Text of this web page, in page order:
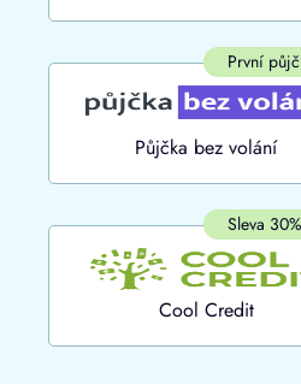
První
Půjčka bez volání
Sleva
Cool Credit